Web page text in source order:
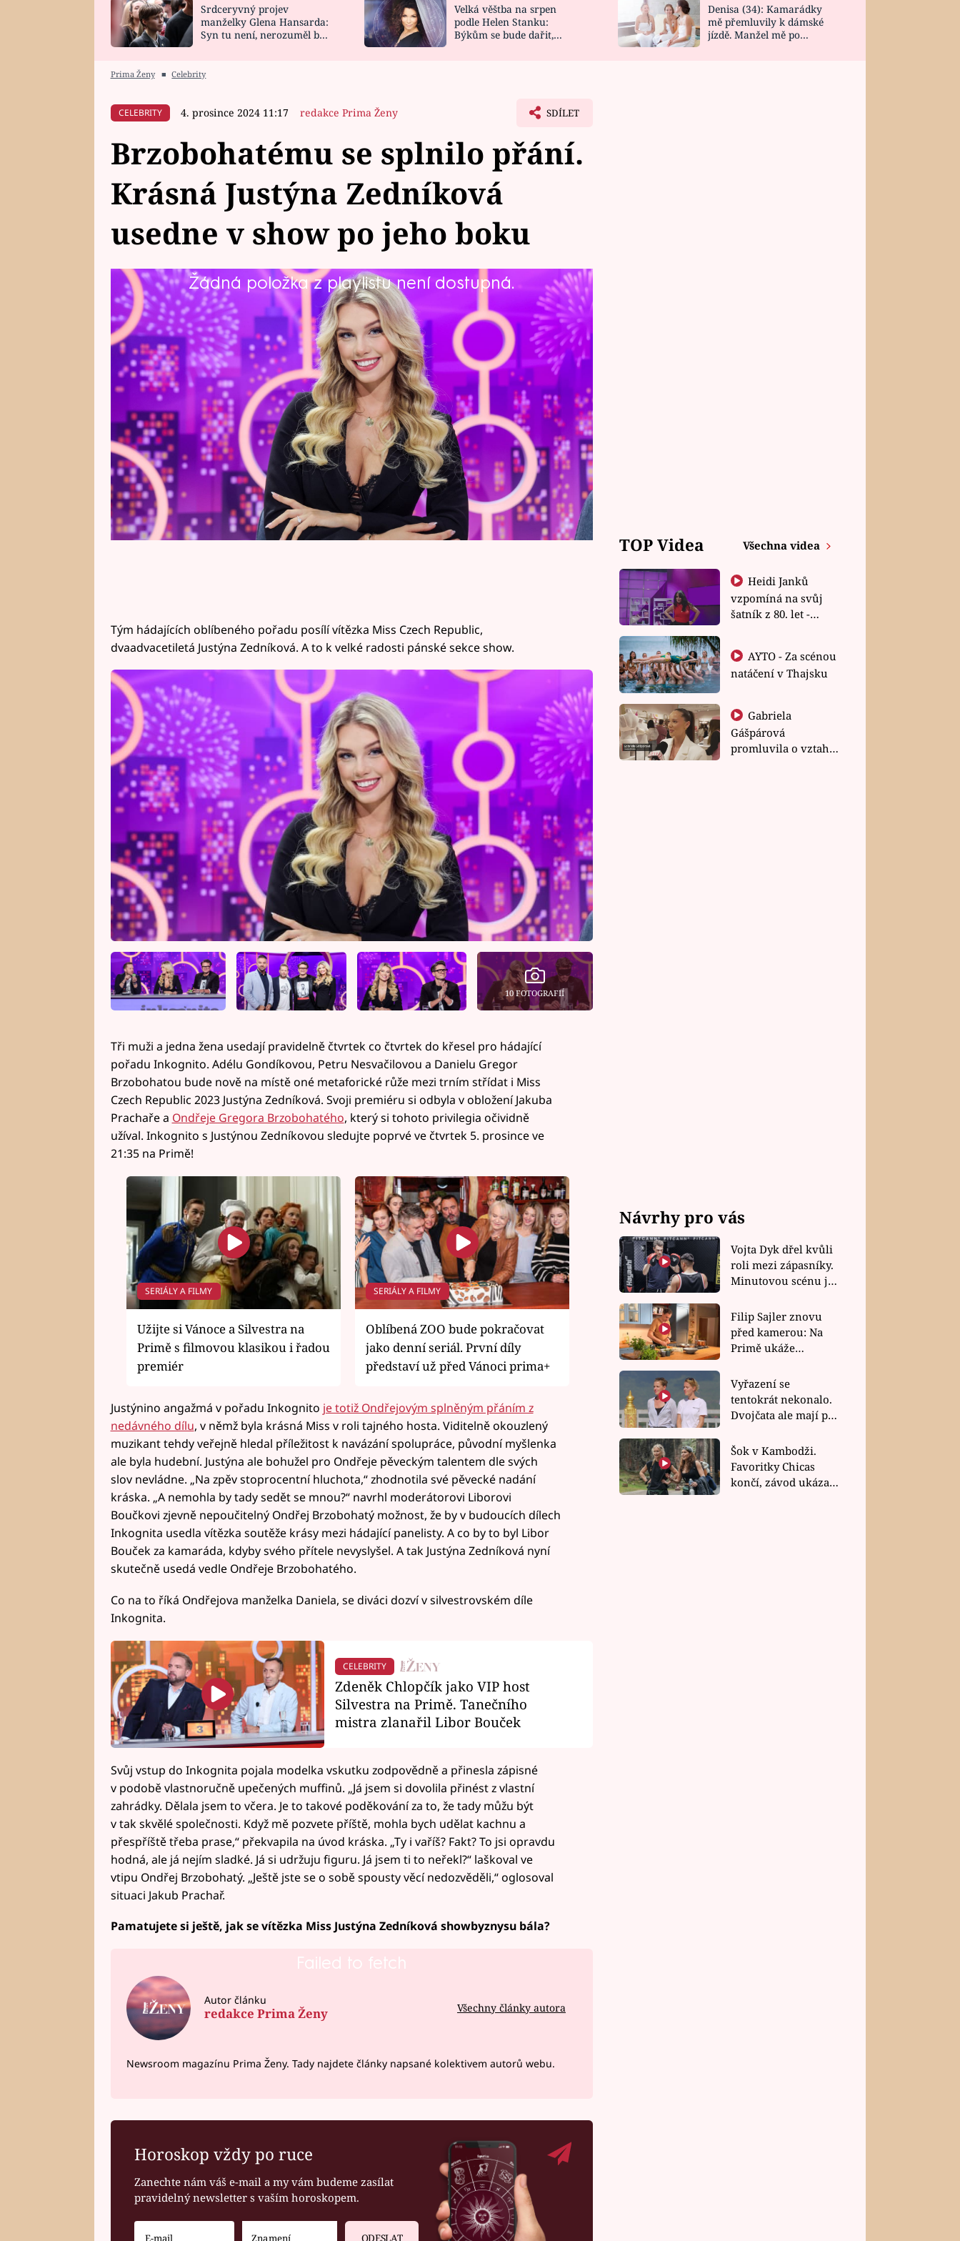
HOROSKOP NA
CELEBRITY
VAŘENÍ
NOVINKY
VIDEORECEPTY
DESIGN
Srdceryvný projev
manželky Glena Hansarda:
Syn tu není, nerozuměl by
Velká věštba na srpen
podle Helen Stanku:
Býkům se bude dařit,
Denisa (34): Kamarádky
mě přemluvily k dámské
jízdě. Manžel mě po
Prima Ženy ■ Celebrity
CELEBRITY 4. prosince 2024 11:17 redakce Prima Ženy SDÍLET
Brzobohatému se splnilo přání.
Krásná Justýna Zedníková
usedne v show po jeho boku
Žádná položka z playlistu není dostupná.
Z této zprávy budou mít radost především muži, a nejen ti u
televizních obrazovek. V zábavné show usedne po boku Ondřeje
Brzobohatého nová tvář – a ne ledajaká. Jedna z nejkrásnějších
v Česku!
Tým hádajících oblíbeného pořadu posílí vítězka Miss Czech Republic,
dvaadvacetiletá Justýna Zedníková. A to k velké radosti pánské sekce show.
10 FOTOGRAFIÍ
Tři muži a jedna žena usedají pravidelně čtvrtek co čtvrtek do křesel pro hádající
pořadu Inkognito. Adélu Gondíkovou, Petru Nesvačilovou a Danielu Gregor
Brzobohatou bude nově na místě oné metaforické růže mezi trním střídat i Miss
Czech Republic 2023 Justýna Zedníková. Svoji premiéru si odbyla v obložení Jakuba
Prachaře a Ondřeje Gregora Brzobohatého, který si tohoto privilegia očividně
užíval. Inkognito s Justýnou Zedníkovou sledujte poprvé ve čtvrtek 5. prosince ve
21:35 na Primě!
SERIÁLY A FILMY
Užijte si Vánoce a Silvestra na
Primě s filmovou klasikou i řadou
premiér
SERIÁLY A FILMY
Oblíbená ZOO bude pokračovat
jako denní seriál. První díly
představí už před Vánoci prima+
Justýnino angažmá v pořadu Inkognito je totiž Ondřejovým splněným přáním z
nedávného dílu, v němž byla krásná Miss v roli tajného hosta. Viditelně okouzlený
muzikant tehdy veřejně hledal příležitost k navázání spolupráce, původní myšlenka
ale byla hudební. Justýna ale bohužel pro Ondřeje pěveckým talentem dle svých
slov nevládne. „Na zpěv stoprocentní hluchota,“ zhodnotila své pěvecké nadání
kráska. „A nemohla by tady sedět se mnou?“ navrhl moderátorovi Liborovi
Boučkovi zjevně nepoučitelný Ondřej Brzobohatý možnost, že by v budoucích dílech
Inkognita usedla vítězka soutěže krásy mezi hádající panelisty. A co by to byl Libor
Bouček za kamaráda, kdyby svého přítele nevyslyšel. A tak Justýna Zedníková nyní
skutečně usedá vedle Ondřeje Brzobohatého.
Co na to říká Ondřejova manželka Daniela, se diváci dozví v silvestrovském díle
Inkognita.
CELEBRITY
Zdeněk Chlopčík jako VIP host
Silvestra na Primě. Tanečního
mistra zlanařil Libor Bouček
Svůj vstup do Inkognita pojala modelka vskutku zodpovědně a přinesla zápisné
v podobě vlastnoručně upečených muffinů. „Já jsem si dovolila přinést z vlastní
zahrádky. Dělala jsem to včera. Je to takové poděkování za to, že tady můžu být
v tak skvělé společnosti. Když mě pozvete příště, mohla bych udělat kachnu a
přespříště třeba prase,“ překvapila na úvod kráska. „Ty i vaříš? Fakt? To jsi opravdu
hodná, ale já nejím sladké. Já si udržuju figuru. Já jsem ti to neřekl?“ laškoval ve
vtipu Ondřej Brzobohatý. „Ještě jste se o sobě spousty věcí nedozvěděli,“ oglosoval
situaci Jakub Prachař.
Pamatujete si ještě, jak se vítězka Miss Justýna Zedníková showbyznysu bála?
Failed to fetch
Autor článku
redakce Prima Ženy Všechny články autora
Newsroom magazínu Prima Ženy. Tady najdete články napsané kolektivem autorů webu.
Horoskop vždy po ruce
Zanechte nám váš e-mail a my vám budeme zasílat
pravidelný newsletter s vaším horoskopem.
ODESLAT
TOP Videa Všechna videa
Heidi Janků
vzpomíná na svůj
šatník z 80. let -
natáčení v Thajsku
Gabriela
Gášpárová
promluvila o vztahu
Návrhy pro vás
Vojta Dyk dřel kvůli
roli mezi zápasníky.
Minutovou scénu jel
Filip Sajler znovu
před kamerou: Na
Primě ukáže
rychlé recepty
Vyřazení se
tentokrát nekonalo.
Dvojčata ale mají po
závodu nůž na krku
Šok v Kambodži.
Favoritky Chicas
končí, závod ukázal